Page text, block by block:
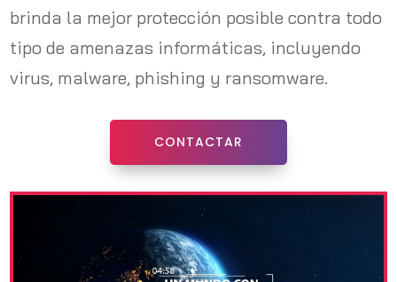
brinda la mejor protección posible contra todo
tipo de amenazas informáticas, incluyendo
virus, malware, phishing y ransomware.
CONTACTAR